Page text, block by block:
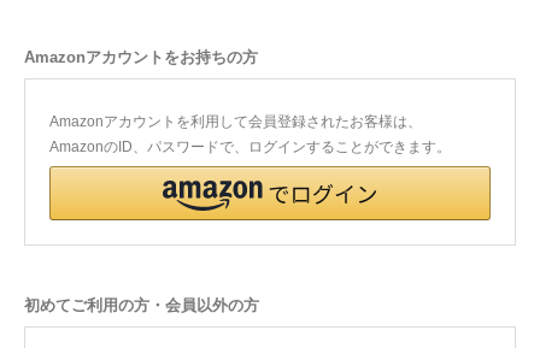
規約
お問い合わせ
Amazonアカウントをお持ちの方
Amazonアカウントを利用して会員登録されたお客様は、
AmazonのID、パスワードで、ログインすることができます。
初めてご利用の方・会員以外の方